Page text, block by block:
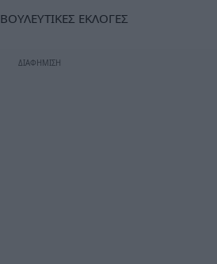
ΒΟΥΛΕΥΤΙΚΕΣ ΕΚΛΟΓΕΣ